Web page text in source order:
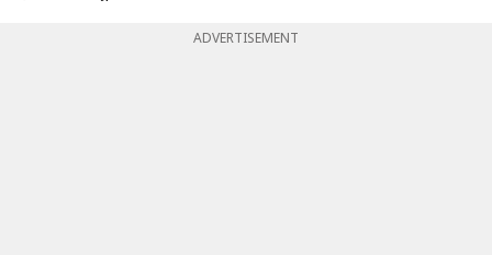
ADVERTISEMENT